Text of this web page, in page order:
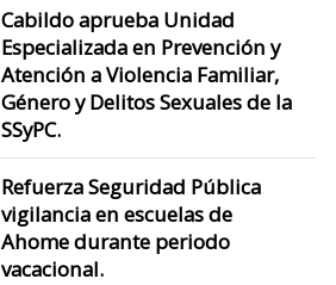
Cabildo aprueba Unidad
Especializada en Prevención y
Atención a Violencia Familiar,
Género y Delitos Sexuales de la
SSyPC.
Refuerza Seguridad Pública
vigilancia en escuelas de
Ahome durante periodo
vacacional.